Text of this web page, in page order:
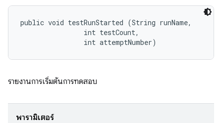
public void testRunStarted (String runName,
                int testCount,
                int attemptNumber)
รายงานการเริ่มต้นการทดสอบ
พารามิเตอร์